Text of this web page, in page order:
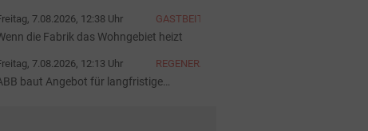
7.08.2026, 12:38 Uhr GASTBEITRAG
die Fabrik das Wohngebiet heizt
7.08.2026, 12:13 Uhr REGENERATIVE
baut Angebot für langfristige